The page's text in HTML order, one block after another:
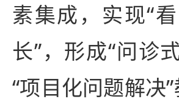
素集成，实现“
长”，形成“问诊
“项目化问题解决